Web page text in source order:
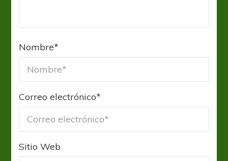
Nombre*
Correo electrónico*
Sitio Web